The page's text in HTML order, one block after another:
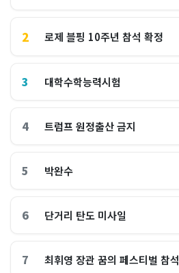
2 로제 블핑 10주년 참석 확정
3 대학수학능력시험
4 트럼프 원정출산 금지
5 박완수
6 단거리 탄도 미사일
7 최휘영 장관 꿈의 페스티벌 참석